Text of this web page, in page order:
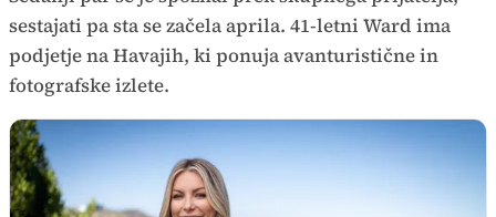
sestajati pa sta se začela aprila. 41-letni Ward ima
podjetje na Havajih, ki ponuja avanturistične in
fotografske izlete.